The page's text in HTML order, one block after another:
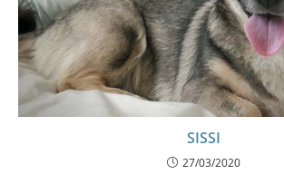
SISSI
27/03/2020